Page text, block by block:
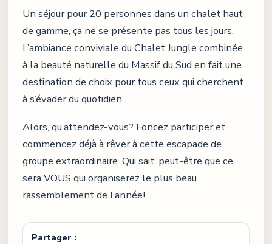
Un séjour pour 20 personnes dans un chalet haut
de gamme, ça ne se présente pas tous les jours.
L’ambiance conviviale du Chalet Jungle combinée
à la beauté naturelle du Massif du Sud en fait une
destination de choix pour tous ceux qui cherchent
à s’évader du quotidien.
Alors, qu’attendez-vous? Foncez participer et
commencez déjà à rêver à cette escapade de
groupe extraordinaire. Qui sait, peut-être que ce
sera VOUS qui organiserez le plus beau
rassemblement de l’année!
Partager :